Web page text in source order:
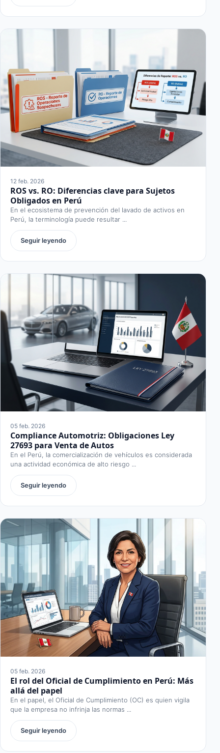
12 feb. 2026
ROS vs. RO: Diferencias clave para Sujetos
Obligados en Perú
En el ecosistema de prevención del lavado de activos en
Perú, la terminología puede resultar ...
Seguir leyendo
05 feb. 2026
Compliance Automotriz: Obligaciones Ley
27693 para Venta de Autos
En el Perú, la comercialización de vehículos es considerada
una actividad económica de alto riesgo ...
Seguir leyendo
05 feb. 2026
El rol del Oficial de Cumplimiento en Perú: Más
allá del papel
En el papel, el Oficial de Cumplimiento (OC) es quien vigila
que la empresa no infrinja las normas ...
Seguir leyendo